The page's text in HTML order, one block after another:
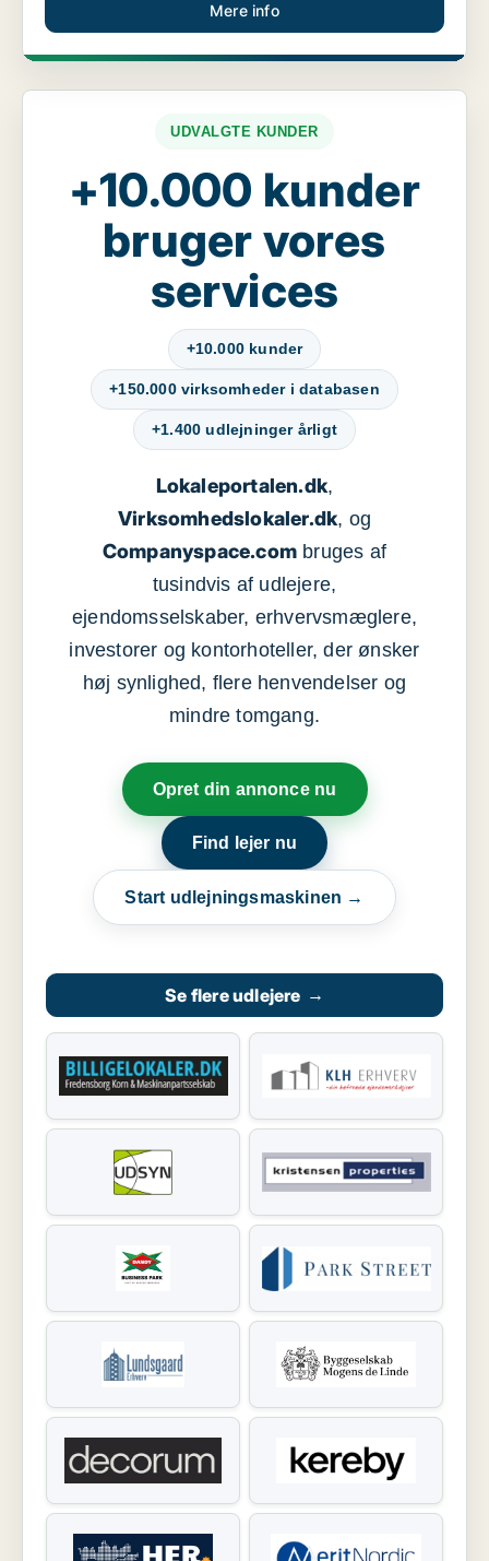
Mere info
UDVALGTE KUNDER
+10.000 kunder
bruger vores
services
+10.000 kunder
+150.000 virksomheder i databasen
+1.400 udlejninger årligt
Lokaleportalen.dk,
Virksomhedslokaler.dk, og
Companyspace.com bruges af
tusindvis af udlejere,
ejendomsselskaber, erhvervsmæglere,
investorer og kontorhoteller, der ønsker
høj synlighed, flere henvendelser og
mindre tomgang.
Opret din annonce nu
Find lejer nu
Start udlejningsmaskinen →
Se flere udlejere →